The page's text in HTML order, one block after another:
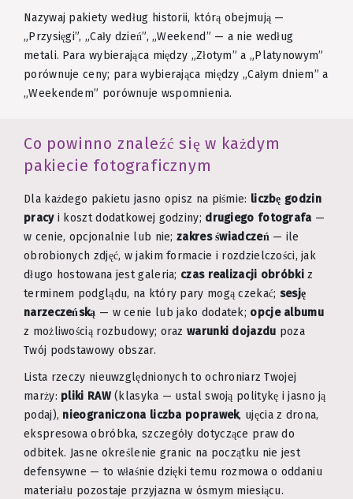
Nazywaj pakiety według historii, którą obejmują —
„Przysięgi”, „Cały dzień”, „Weekend” — a nie według
metali. Para wybierająca między „Złotym” a „Platynowym”
porównuje ceny; para wybierająca między „Całym dniem” a
„Weekendem” porównuje wspomnienia.
Co powinno znaleźć się w każdym
pakiecie fotograficznym
Dla każdego pakietu jasno opisz na piśmie: liczbę godzin
pracyi koszt dodatkowej godziny; drugiego fotografa —
w cenie, opcjonalnie lub nie;zakres świadczeń— ile
obrobionych zdjęć, w jakim formacie i rozdzielczości, jak
długo hostowana jest galeria; czas realizacji obróbkiz
terminem podglądu, na który pary mogą czekać; sesję
narzeczeńską — w cenie lub jako dodatek; opcje albumu
z możliwością rozbudowy; oraz warunki dojazdu poza
Twój podstawowy obszar.
Lista rzeczy nieuwzględnionych to ochroniarz Twojej
marży: pliki RAW(klasyka — ustal swoją politykę i jasno ją
podaj), nieograniczona liczba poprawek, ujęcia z drona,
ekspresowa obróbka, szczegóły dotyczące praw do
odbitek. Jasne określenie granic na początku nie jest
defensywne — to właśnie dzięki temu rozmowa o oddaniu
materiału pozostaje przyjazna w ósmym miesiącu.